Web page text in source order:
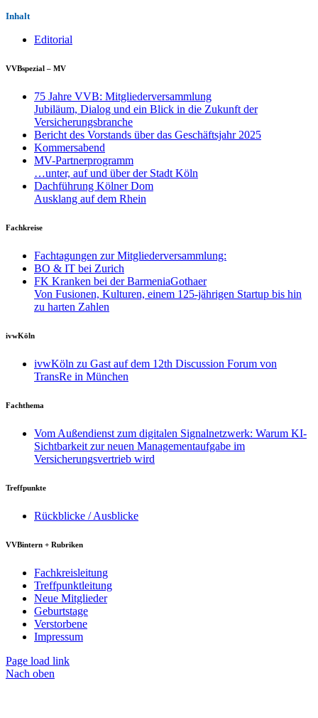
Inhalt
Editorial
VVBspezial – MV
75 Jahre VVB: Mitgliederversammlung
Jubiläum, Dialog und ein Blick in die Zukunft der
Versicherungsbranche
Bericht des Vorstands über das Geschäftsjahr 2025
Kommersabend
MV-Partnerprogramm
…unter, auf und über der Stadt Köln
Dachführung Kölner Dom
Ausklang auf dem Rhein
Fachkreise
Fachtagungen zur Mitgliederversammlung:
BO & IT bei Zurich
FK Kranken bei der BarmeniaGothaer
Von Fusionen, Kulturen, einem 125-jährigen Startup bis hin
zu harten Zahlen
ivwKöln
ivwKöln zu Gast auf dem 12th Discussion Forum von
TransRe in München
Fachthema
Vom Außendienst zum digitalen Signalnetzwerk: Warum KI-
Sichtbarkeit zur neuen Managementaufgabe im
Versicherungsvertrieb wird
Treffpunkte
Rückblicke / Ausblicke
VVBintern + Rubriken
Fachkreisleitung
Treffpunktleitung
Neue Mitglieder
Geburtstage
Verstorbene
Impressum
Page load link
Nach oben